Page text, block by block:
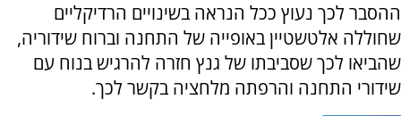
ההסבר לכך נעוץ ככל הנראה בשינויים הרדיקליים
שחוללה אלטשטיין באופייה של התחנה וברוח שידוריה,
שהביאו לכך שסביבתו של גנץ חזרה להרגיש בנוח עם
שידורי התחנה והרפתה מלחציה בקשר לכך.